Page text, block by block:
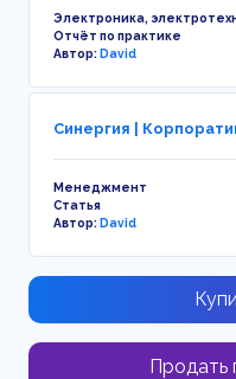
Электроника,
Отчёт по практике
Автор:David
Синергия |
Менеджмент
Статья
Автор:David
Продать